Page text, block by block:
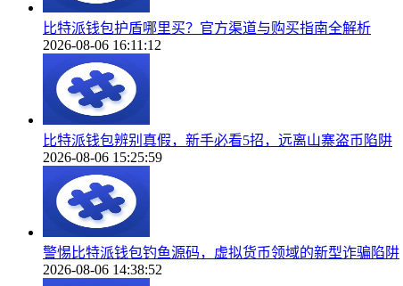
比特派钱包护盾哪里买？官方渠道与购买指南全解析
2026-08-06 16:11:12
比特派钱包辨别真假，新手必看5招，远离山寨盗币陷阱
2026-08-06 15:25:59
警惕比特派钱包钓鱼源码，虚拟货币领域的新型诈骗陷阱
2026-08-06 14:38:52